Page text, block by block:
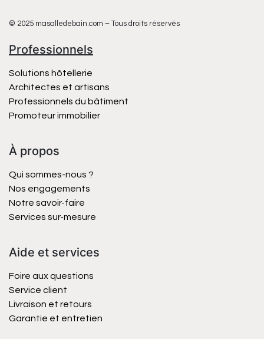
© 2025 masalledebain.com – Tous droits réservés
Professionnels
Solutions hôtellerie
Architectes et artisans
Professionnels du bâtiment
Promoteur immobilier
À propos
Qui sommes-nous ?
Nos engagements
Notre savoir-faire
Services sur-mesure
Aide et services
Foire aux questions
Service client
Livraison et retours
Garantie et entretien